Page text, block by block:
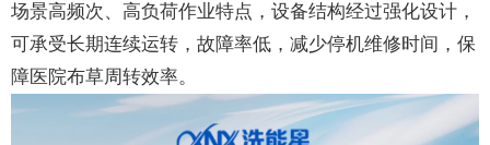
场景高频次、高负荷作业特点，设备结构经过强化设计，
可承受长期连续运转，故障率低，减少停机维修时间，保
障医院布草周转效率。